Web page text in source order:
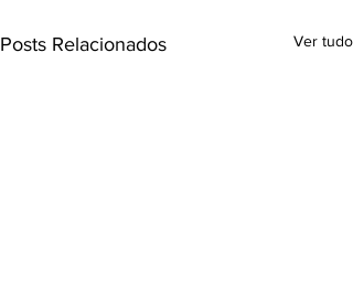
Posts Relacionados Ver tudo